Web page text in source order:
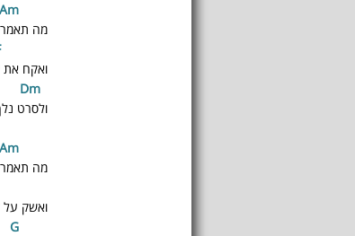
Am
מה
F
ואקח את
m
ולסרט
Am
מה
ואשק על
G